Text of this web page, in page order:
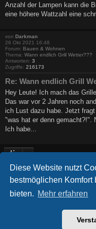
Diese Website nutzt
bestmöglichen Komfort
bieten. Mehr erfahren
Anzahl der Lampen kann die
eine höhere Wattzahl eine
von Darkman
26 Okt 2021 16:48
Forum: Bauen & Wohnen
Thema: Wann endlich Grill Wetter???
Antworten: 3
Zugriffe: 216173
Re: Wann endlich Grill
Hey Leute! Ich mach das
Das war vor 2 Jahren noch
ich Lust dazu habe. Jetzt
"was hat er denn gemacht?!".
Ich habe...
Startseite Foren-Übersicht
® Forum